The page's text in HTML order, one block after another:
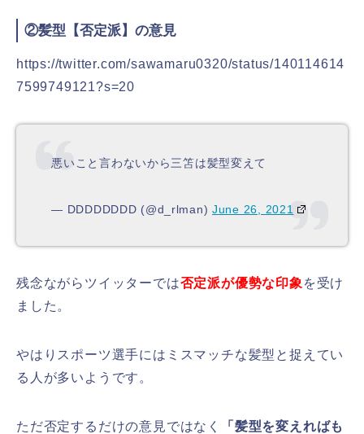
②髪型【否定派】の意見
https://twitter.com/sawamaru0320/status/140114614
7599749121?s=20
悪いこと言わないから三笘は髪型変えて
— DDDDDDDD (@d_rlman)June 26, 2021
残念ながらツイッターでは否定派が優勢な印象 を受け
ました。
やはりスポーツ選手にはミスマッチな髪型と捉えてい
る人が多いようです。
ただ否定するだけの意見ではなく
「髪型を変えればも